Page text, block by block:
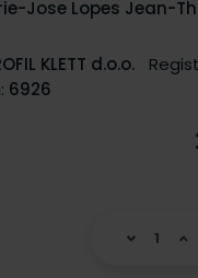
Jose Lopes Jean-
KLETT d.o.o.
6926